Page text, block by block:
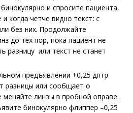
и спросите пациента,
когда четче видно текст: с
без них. Продолжайте
до тех пор, пока пациент не
разницу или текст не станет
предъявлении +0,25 дптр
разницы или сообщает о
меняйте линзы в пробной оправе.
бинокулярно флиппер –0,25